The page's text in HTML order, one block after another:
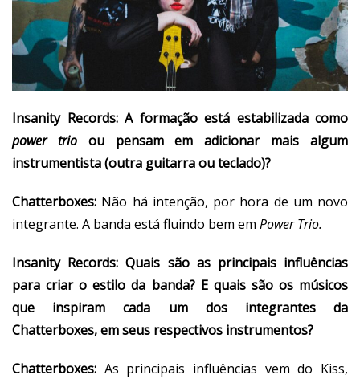
Insanity Records: A formação está estabilizada como
power trioou pensam em adicionar mais algum
instrumentista (outra guitarra ou teclado)?
Chatterboxes: Não há intenção, por hora de um novo
integrante. A banda está fluindo bem em Power Trio.
Insanity Records: Quais são as principais influências
para criar o estilo da banda? E quais são os músicos
que inspiram cada um dos integrantes da
Chatterboxes, em seus respectivos instrumentos?
Chatterboxes: As principais influências vem do Kiss,